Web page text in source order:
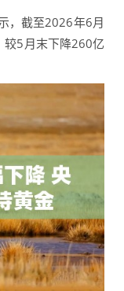
截至2026年6月
较5月末下降260亿